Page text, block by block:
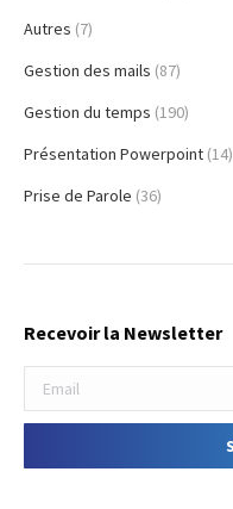
Autres (7)
Gestion des mails (87)
Gestion du temps (190)
Présentation Powerpoint (14)
Prise de Parole (36)
Recevoir la Newsletter